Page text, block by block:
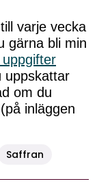
varje vecka
gärna bli min
uppgifter
uppskattar
om du
inläggen
Saffran